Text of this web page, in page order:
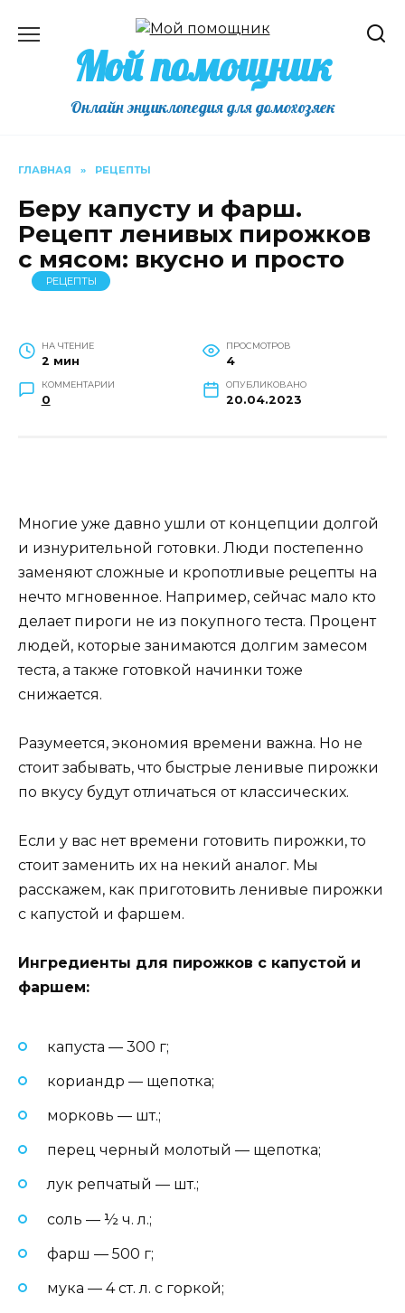
содержаниюМой помощник
Онлайн энциклопедия для домохозяек
ГЛАВНАЯ » РЕЦЕПТЫ
Беру капусту и фарш.
Рецепт ленивых пирожков
с мясом: вкусно и просто
РЕЦЕПТЫ
НА ЧТЕНИЕ
2 мин
ПРОСМОТРОВ
4
КОММЕНТАРИИ
0
ОПУБЛИКОВАНО
20.04.2023
Многие уже давно ушли от концепции долгой
и изнурительной готовки. Люди постепенно
заменяют сложные и кропотливые рецепты на
нечто мгновенное. Например, сейчас мало кто
делает пироги не из покупного теста. Процент
людей, которые занимаются долгим замесом
теста, а также готовкой начинки тоже
снижается.
Разумеется, экономия времени важна. Но не
стоит забывать, что быстрые ленивые пирожки
по вкусу будут отличаться от классических.
Если у вас нет времени готовить пирожки, то
стоит заменить их на некий аналог. Мы
расскажем, как приготовить ленивые пирожки
с капустой и фаршем.
Ингредиенты для пирожков с капустой и
фаршем:
капуста — 300 г;
кориандр — щепотка;
морковь — шт.;
перец черный молотый — щепотка;
лук репчатый — шт.;
соль — ½ ч. л.;
фарш — 500 г;
мука — 4 ст. л. с горкой;